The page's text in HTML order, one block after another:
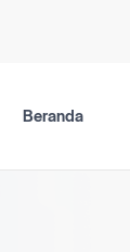
Beranda